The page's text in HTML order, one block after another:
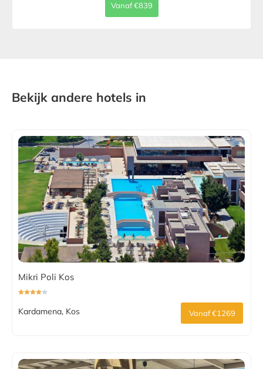
Vanaf €839
Bekijk andere hotels in
Mikri Poli Kos
Kardamena, Kos Vanaf €1269